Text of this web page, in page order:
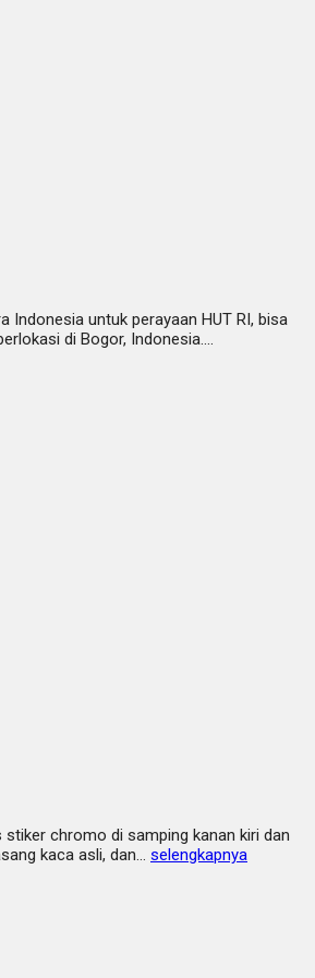
Indonesia untuk perayaan HUT RI, bisa
di Bogor, Indonesia….
chromo di samping kanan kiri dan
kaca asli, dan… selengkapnya